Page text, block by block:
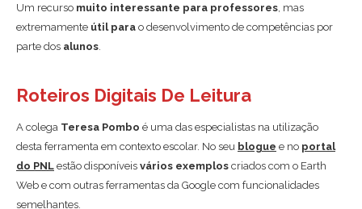
Um recurso muito interessante para professores, mas
extremamente útil para o desenvolvimento de competências por
parte dos alunos.
Roteiros Digitais De Leitura
A colega Teresa Pombo é uma das especialistas na utilização
desta ferramenta em contexto escolar. No seu blogue e no portal
do PNL estão disponíveis vários exemplos criados com o Earth
Web e com outras ferramentas da Google com funcionalidades
semelhantes.